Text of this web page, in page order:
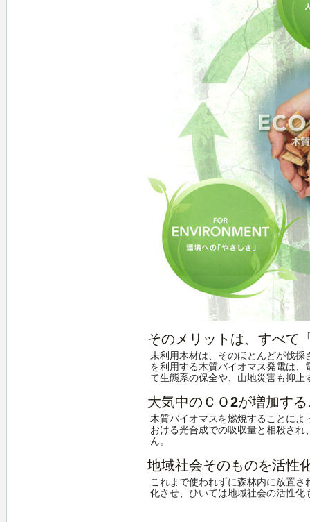
そのメリットは、すべて
未利用木材は、そのほとんどが伐
を利用する木質バイオマス発電は
て生態系の保全や、山地災害も抑
大気中のＣＯ2が増加す
木質バイオマスを燃焼することに
おける光合成での吸収量と相殺さ
ん。
地域社会そのものを活性
これまで使われずに森林内に放置
化させ、ひいては地域社会の活性化